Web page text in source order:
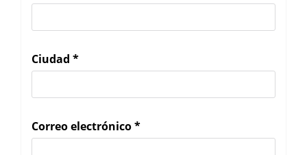
Ciudad *
Correo electrónico*